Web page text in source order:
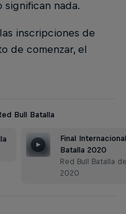
significan nada.
inscripciones de
de comenzar, el
Bull Batalla
Final
Batalla 2020
Red Bull Batalla
2020